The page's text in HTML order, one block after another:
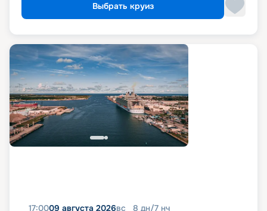
Выбрать круиз
17:0009 августа 2026вс 8 дн/7 нч